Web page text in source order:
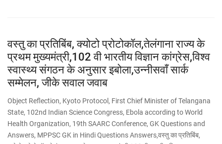
वस्तु का प्रतिबिंब, क्योटो प्रोटोकॉल,तेलंगाना राज्य के
प्रथम मुख्यमंत्री,102 वी भारतीय विज्ञान कांग्रेस,विश्व
स्वास्थ्य संगठन के अनुसार इबोला,उन्नीसवाँ सार्क
सम्मेलन, जीके सवाल जवाब
Object Reflection, Kyoto Protocol, First Chief Minister of Telangana
State, 102nd Indian Science Congress, Ebola according to World
Health Organization, 19th SAARC Conference, GK Questions and
Answers, MPPSC GK in Hindi Questions Answers,वस्तु का प्रतिबिंब,